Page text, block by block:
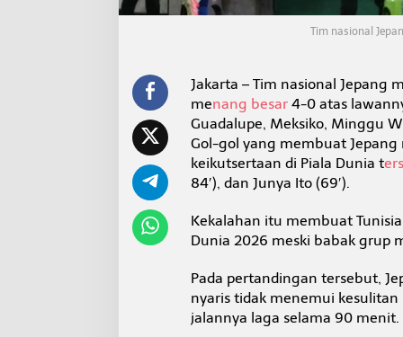
n
g
B
s
a
r
-
Tim nasional
Jakarta – Tim nasional Jepang
menang besar 4-0 atas
Guadalupe, Meksiko, Minggu
Gol-gol yang membuat
keikutsertaan di Piala Dunia t
84′), dan Junya Ito (69′).
Kekalahan itu membuat
Dunia 2026 meski babak grup
Pada pertandingan tersebut,
nyaris tidak menemui
jalannya laga selama 90 menit.